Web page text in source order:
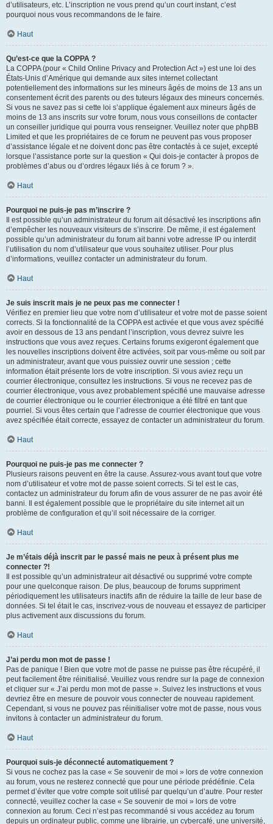
d’utilisateurs, etc. L’inscription ne vous prend qu’un court instant, c’est
pourquoi nous vous recommandons de le faire.
Haut
Qu’est-ce que la COPPA ?
La COPPA (pour « Child Online Privacy and Protection Act ») est une loi des
États-Unis d’Amérique qui demande aux sites internet collectant
potentiellement des informations sur les mineurs âgés de moins de 13 ans un
consentement écrit des parents ou des tuteurs légaux des mineurs concernés.
Si vous ne savez pas si cette loi s’applique également aux mineurs âgés de
moins de 13 ans inscrits sur votre forum, nous vous conseillons de contacter
un conseiller juridique qui pourra vous renseigner. Veuillez noter que phpBB
Limited et que les propriétaires de ce forum ne peuvent pas vous proposer
d’assistance légale et ne doivent donc pas être contactés à ce sujet, excepté
lorsque l’assistance porte sur la question « Qui dois-je contacter à propos de
problèmes d’abus ou d’ordres légaux liés à ce forum ? ».
Haut
Pourquoi ne puis-je pas m’inscrire ?
Il est possible qu’un administrateur du forum ait désactivé les inscriptions afin
d’empêcher les nouveaux visiteurs de s’inscrire. De même, il est également
possible qu’un administrateur du forum ait banni votre adresse IP ou interdit
l’utilisation du nom d’utilisateur que vous souhaitez utiliser. Pour plus
d’informations, veuillez contacter un administrateur du forum.
Haut
Je suis inscrit mais je ne peux pas me connecter !
Vérifiez en premier lieu que votre nom d’utilisateur et votre mot de passe soient
corrects. Si la fonctionnalité de la COPPA est activée et que vous avez spécifié
avoir en dessous de 13 ans pendant l’inscription, vous devrez suivre les
instructions que vous avez reçues. Certains forums exigeront également que
les nouvelles inscriptions doivent être activées, soit par vous-même ou soit par
un administrateur, avant que vous puissiez ouvrir une session ; cette
information était présente lors de votre inscription. Si vous aviez reçu un
courrier électronique, consultez les instructions. Si vous ne recevez pas de
courrier électronique, vous avez probablement spécifié une mauvaise adresse
de courrier électronique ou le courrier électronique a été filtré en tant que
pourriel. Si vous êtes certain que l’adresse de courrier électronique que vous
avez spécifiée était correcte, essayez de contacter un administrateur du forum.
Haut
Pourquoi ne puis-je pas me connecter ?
Plusieurs raisons peuvent en être la cause. Assurez-vous avant tout que votre
nom d’utilisateur et votre mot de passe soient corrects. Si tel est le cas,
contactez un administrateur du forum afin de vous assurer de ne pas avoir été
banni. Il est également possible que le propriétaire du site internet ait un
problème de configuration et qu’il soit nécessaire de la corriger.
Haut
Je m’étais déjà inscrit par le passé mais ne peux à présent plus me
connecter ?!
Il est possible qu’un administrateur ait désactivé ou supprimé votre compte
pour une quelconque raison. De plus, beaucoup de forums suppriment
périodiquement les utilisateurs inactifs afin de réduire la taille de leur base de
données. Si tel était le cas, inscrivez-vous de nouveau et essayez de participer
plus activement aux discussions du forum.
Haut
J’ai perdu mon mot de passe !
Pas de panique ! Bien que votre mot de passe ne puisse pas être récupéré, il
peut facilement être réinitialisé. Veuillez vous rendre sur la page de connexion
et cliquer sur « J’ai perdu mon mot de passe ». Suivez les instructions et vous
devriez être en mesure de pouvoir vous connecter de nouveau rapidement.
Cependant, si vous ne pouvez pas réinitialiser votre mot de passe, nous vous
invitons à contacter un administrateur du forum.
Haut
Pourquoi suis-je déconnecté automatiquement ?
Si vous ne cochez pas la case « Se souvenir de moi » lors de votre connexion
au forum, vous ne resterez connecté que pour une période prédéfinie. Cela
permet d’éviter que votre compte soit utilisé par quelqu’un d’autre. Pour rester
connecté, veuillez cocher la case « Se souvenir de moi » lors de votre
connexion au forum. Ceci n’est pas recommandé si vous accédez au forum
depuis un ordinateur public, comme une librairie, un cybercafé, une université,